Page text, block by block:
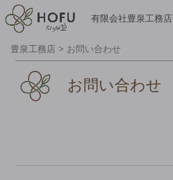
有限会社豊泉工務店
豊泉工務店 > お問い合わせ
お問い合わせ